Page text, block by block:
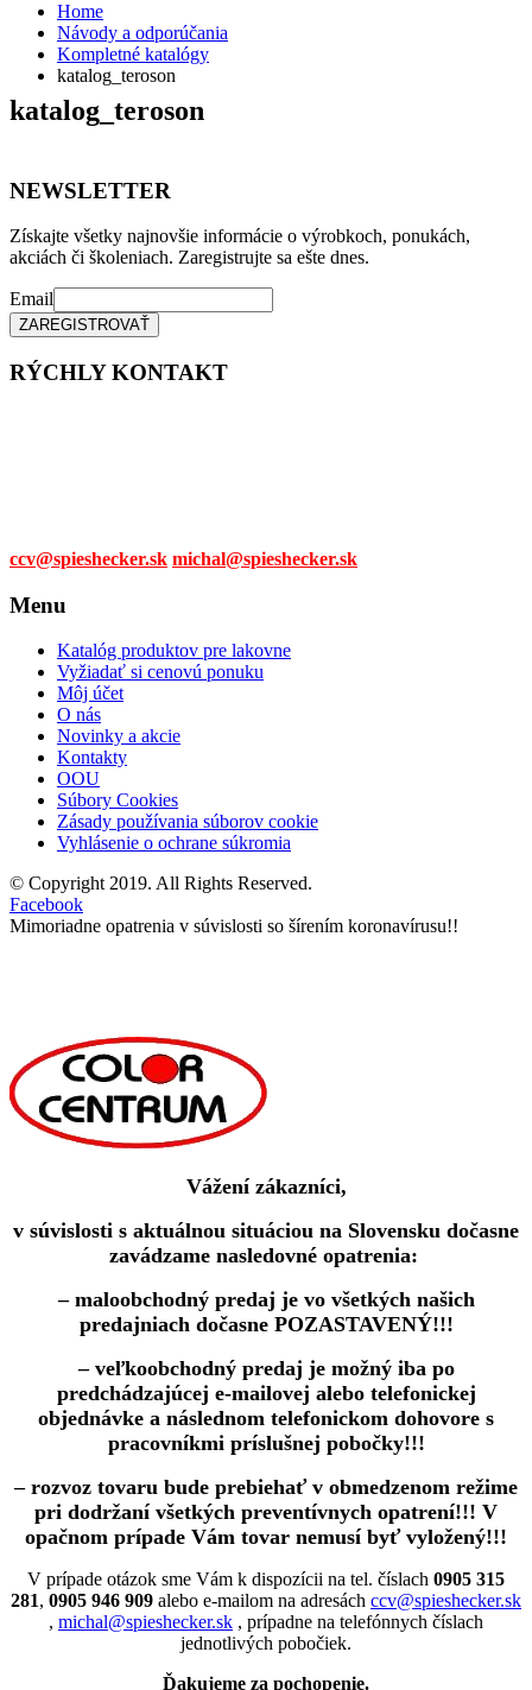
Home
Návody a odporúčania
Kompletné katalógy
katalog_teroson
katalog_teroson
NEWSLETTER
Získajte všetky najnovšie informácie o výrobkoch, ponukách,
akciách či školeniach. Zaregistrujte sa ešte dnes.
Email
RÝCHLY KONTAKT
ccv@spieshecker.sk michal@spieshecker.sk
Menu
Katalóg produktov pre lakovne
Vyžiadať si cenovú ponuku
Môj účet
O nás
Novinky a akcie
Kontakty
OOU
Súbory Cookies
Zásady používania súborov cookie
Vyhlásenie o ochrane súkromia
© Copyright 2019. All Rights Reserved.
Facebook
Mimoriadne opatrenia v súvislosti so šírením koronavírusu!!
Vážení zákazníci,
v súvislosti s aktuálnou situáciou na Slovensku dočasne
zavádzame nasledovné opatrenia:
– maloobchodný predaj je vo všetkých našich
predajniach dočasne POZASTAVENÝ!!!
– veľkoobchodný predaj je možný iba po
predchádzajúcej e-mailovej alebo telefonickej
objednávke a následnom telefonickom dohovore s
pracovníkmi príslušnej pobočky!!!
– rozvoz tovaru bude prebiehať v obmedzenom režime
pri dodržaní všetkých preventívnych opatrení!!! V
opačnom prípade Vám tovar nemusí byť vyložený!!!
V prípade otázok sme Vám k dispozícii na tel. číslach 0905 315
281, 0905 946 909 alebo e-mailom na adresách ccv@spieshecker.sk
, michal@spieshecker.sk , prípadne na telefónnych číslach
jednotlivých pobočiek.
Ďakujeme za pochopenie.